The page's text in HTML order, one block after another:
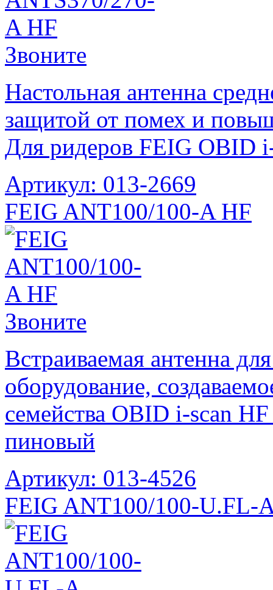
Звоните
Настольная антенна
защитой от помех и
Для ридеров FEIG OBID
Артикул: 013-2669
FEIG ANT100/100-A HF
Звоните
Встраиваемая антенна
оборудование,
семейства OBID i-scan
пиновый
Артикул: 013-4526
FEIG ANT100/100-U.FL-